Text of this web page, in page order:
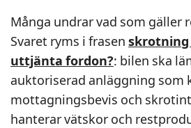
Många undrar vad som gäller
Svaret ryms i frasen skrotning
uttjänta fordon?: bilen ska
auktoriserad anläggning som
mottagningsbevis och
hanterar vätskor och